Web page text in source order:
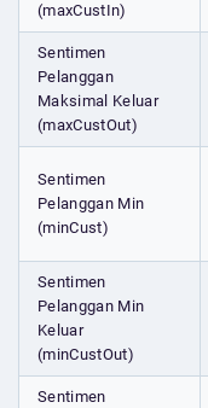
(maxCustIn)
Sentimen
Pelanggan
Maksimal Keluar
(maxCustOut)
Sentimen
Pelanggan Min
(minCust)
Sentimen
Pelanggan Min
Keluar
(minCustOut)
Sentimen